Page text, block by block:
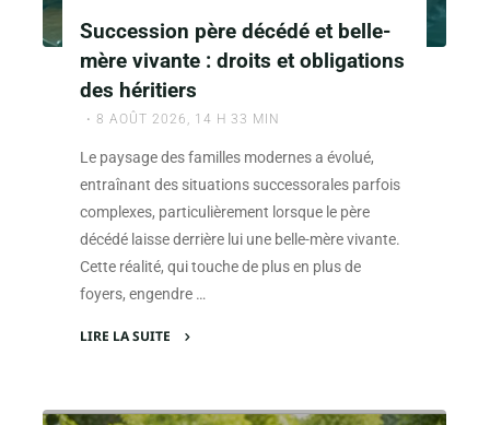
Succession père décédé et belle-
mère vivante : droits et obligations
des héritiers
8 AOÛT 2026, 14 H 33 MIN
Le paysage des familles modernes a évolué,
entraînant des situations successorales parfois
complexes, particulièrement lorsque le père
décédé laisse derrière lui une belle-mère vivante.
Cette réalité, qui touche de plus en plus de
foyers, engendre …
LIRE LA SUITE
décédé